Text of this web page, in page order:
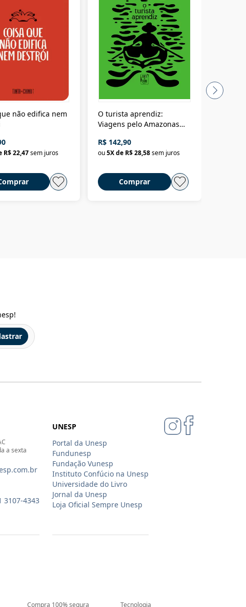
não edifica nem
R$ 22,47sem juros
O turista aprendiz:
Viagens pelo Amazonas
até a Bolívia e por Marajó
até dizer chega
R$ 142,90
ou5X de R$ 28,58sem juros
Comprar
a sexta
3107-4343
UNESP
Portal da Unesp
Fundunesp
Fundação Vunesp
Instituto Confúcio na Unesp
Universidade do Livro
Jornal da Unesp
Loja Oficial Sempre Unesp
Compra 100% segura Tecnologia